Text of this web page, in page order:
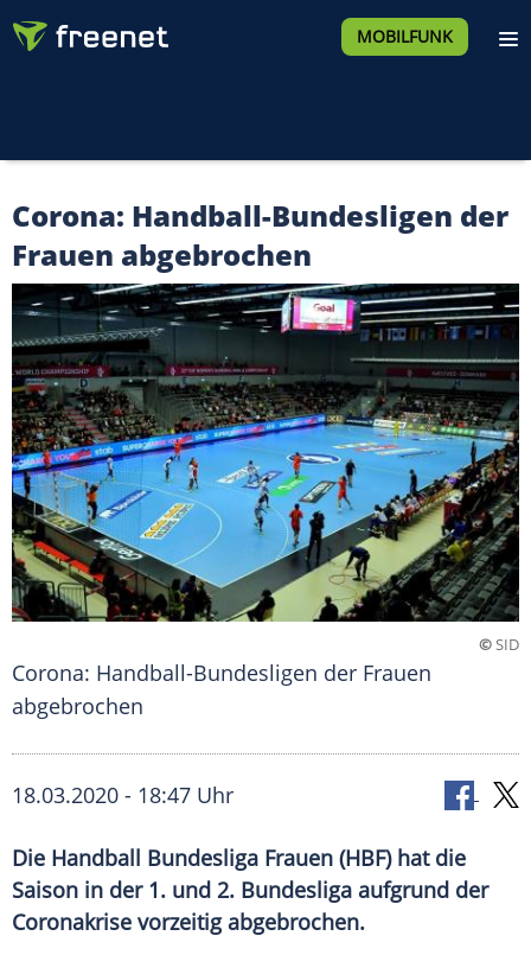
MOBILFUNK
Corona: Handball-Bundesligen der
Frauen abgebrochen
©SID
Corona: Handball-Bundesligen der Frauen
abgebrochen
18.03.2020 - 18:47 Uhr
Die Handball Bundesliga Frauen (HBF) hat die
Saison in der 1. und 2. Bundesliga aufgrund der
Coronakrise vorzeitig abgebrochen.